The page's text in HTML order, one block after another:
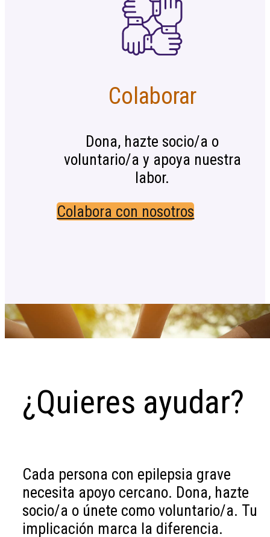
Colaborar
Dona, hazte socio/a o
voluntario/a y apoya nuestra
labor.
Colabora con nosotros
¿Quieres ayudar?
Cada persona con epilepsia grave
necesita apoyo cercano. Dona, hazte
socio/a o únete como voluntario/a. Tu
implicación marca la diferencia.